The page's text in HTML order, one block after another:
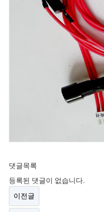
댓글목록
등록된 댓글이 없습니다.
이전글